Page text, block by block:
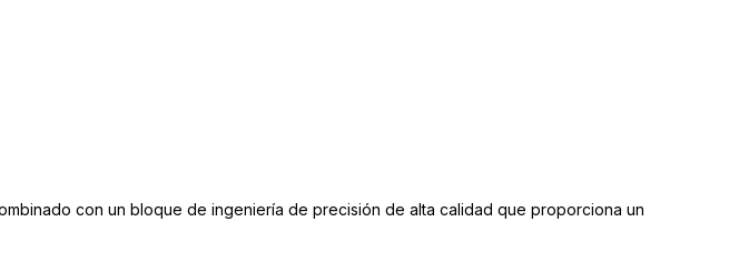
con un bloque de ingeniería de precisión de alta calidad que proporciona un